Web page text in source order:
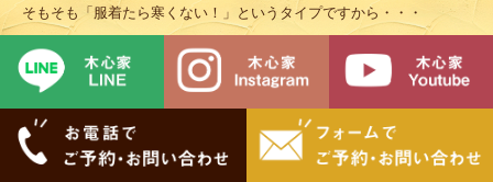
そもそも「服着たら寒くない！」というタイプですから・・・
私が次に家を建てるとしたら 等級7を目指すかもしれませんが
妻には絶対反対されるでしょう